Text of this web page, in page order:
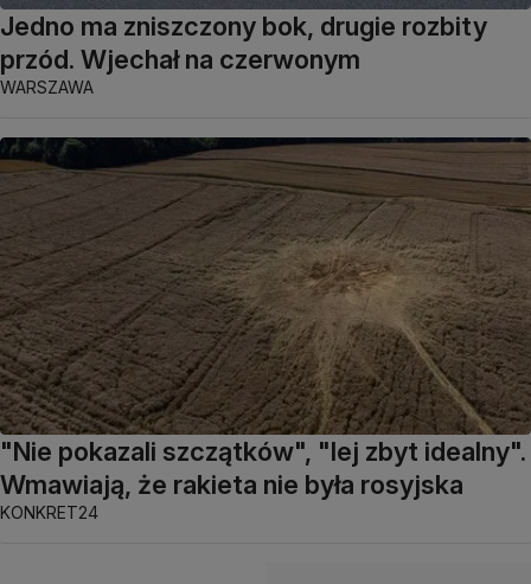
Jedno ma zniszczony bok, drugie rozbity
przód. Wjechał na czerwonym
WARSZAWA
"Nie pokazali szczątków", "lej zbyt idealny".
Wmawiają, że rakieta nie była rosyjska
KONKRET24